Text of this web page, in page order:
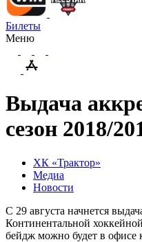
Билеты
Меню
Выдача
сезон 2018/
ХК «Трактор»
Медиа
Новости
С 29 августа начнется
Континентальной
бейдж можно будет в офисе